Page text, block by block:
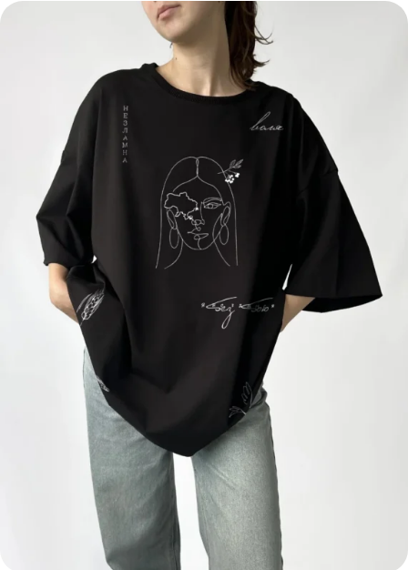
СВІТ ЛОВИВ МЕНЕ, ТА НЕ
СПІЙМАВ
ЗАМОВИТИ